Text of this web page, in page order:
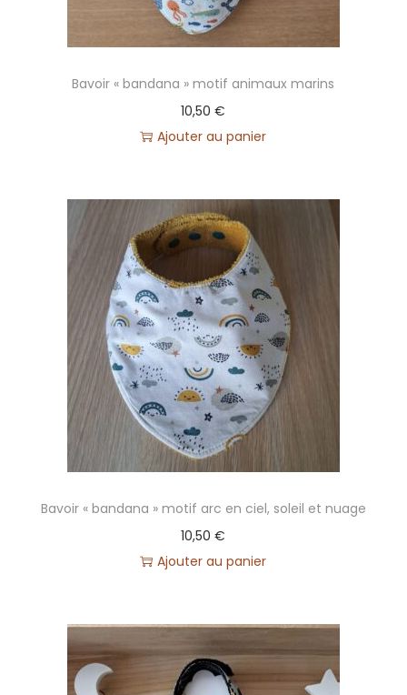
Bavoir « bandana » motif animaux marins
10,50€
Ajouter au panier
Bavoir « bandana » motif arc en ciel, soleil et nuage
10,50€
Ajouter au panier